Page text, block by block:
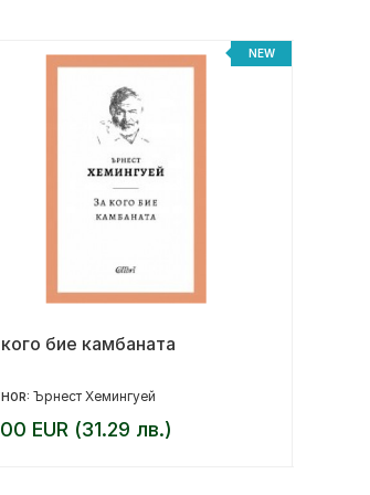
NEW
бие камбаната
Ърнест Хемингуей
EUR (31.29 лв.)